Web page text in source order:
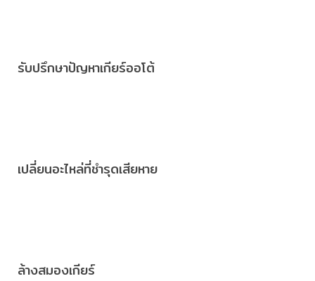
รับปรึกษาปัญหาเกียร์ออโต้
เปลี่ยนอะไหล่ที่ชำรุดเสียหาย
ล้างสมองเกียร์